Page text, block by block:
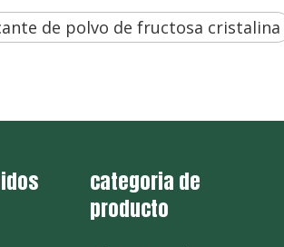
de polvo de fructosa cristalina
categoria de
producto